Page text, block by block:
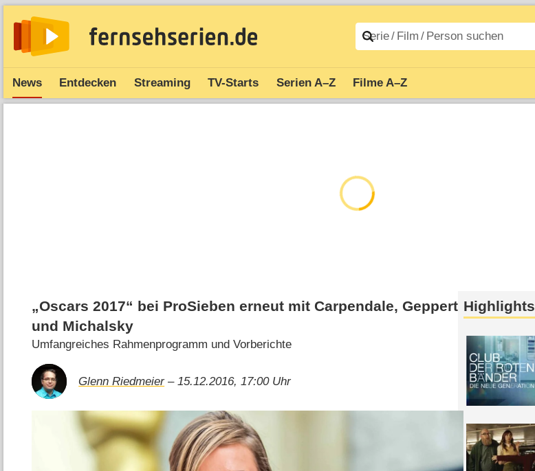
News Entdecken Streaming TV-Starts Serien A–Z Filme A–Z
„Oscars 2017“ bei ProSieben erneut mit Carpendale, Geppert
und Michalsky
Umfangreiches Rahmenprogramm und Vorberichte
Glenn Riedmeier– 15.12.2016, 17:00 Uhr
Highlights